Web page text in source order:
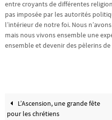
entre croyants de différentes
pas imposée par les autorités
l’intérieur de notre foi. Nous
mais nous vivons ensemble une
ensemble et devenir des pèlerins de
L’Ascension, une grande fête
pour les chrétiens